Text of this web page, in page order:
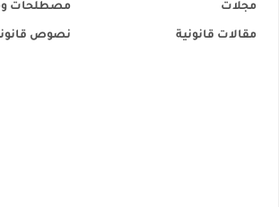
مجلات مصطلحات
مقالات قانونية نصوص